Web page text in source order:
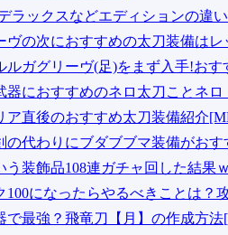
デラックスなどエディションの違
ヴの次におすすめの太刀装備は
ルガグリーヴ(足)をまず入手!お
器におすすめのネロ太刀ことネ
ア直後のおすすめ太刀装備紹介
の代わりにブダブブマ装備がお
う装飾品108連ガチャ回した結果
100になったらやるべきことは
で最強？飛竜刀【月】の作成方